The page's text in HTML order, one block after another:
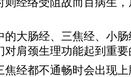
大肠经、三焦经、小肠
对肩颈生理功能起到重
经都不通畅时会出现上